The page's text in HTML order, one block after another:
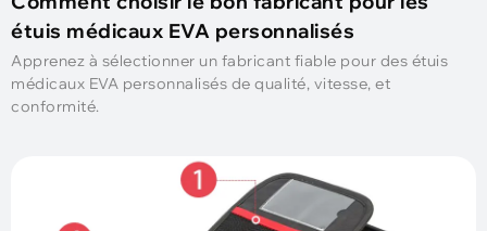
étuis médicaux EVA personnalisés
Apprenez à sélectionner un fabricant fiable pour des étuis
médicaux EVA personnalisés de qualité, vitesse, et
conformité.